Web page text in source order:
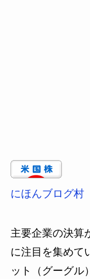
にほんブログ村
主要企業の決算
に注目を集めて
ット（グーグル